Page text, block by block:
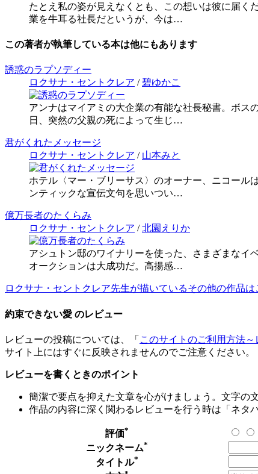
たとえ私の姿が見えなくとも、この想いは彼に届く
業を牛耳る社長だというが、今は…
この著者が執筆している本は他にもあります
誘惑のラプソディー
ロクサナ・セントクレア /碧ゆかこ
アンナはマイアミの大企業の有能な社長秘書。ボス
日、突然の父親の死によって生じ…
君がくれたメッセージ
ロクサナ・セントクレア / 山本みと
ホテル〈マー・ブリーサス〉のオーナー、ニコール
ンティックな宣伝文句を思いつい…
億万長者のたくらみ
ロクサナ・セントクレア /北園えりか
アシュトン邸のワイナリーを使った、さまざまなイ
オークションは大成功だ。高揚感…
ロクサナ・セントクレア先生が描いているその他の作品は
約束できない愛 のレビュー
レビューの投稿については、「 このサイトのご利用方法
サイト上にはすぐに反映されませんのでご注意ください。
レビューを書くときのポイント
簡潔で要点を抑えた文章を心がけましょう。文字の
作品の内容に深く関わるレビューを行う時は「ネタ
評価*
ニックネーム*
タイトル*